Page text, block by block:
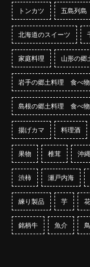
トンカツ 五島列島
北海道のスイーツ
家庭料理 山形の
岩手の郷土料理 食べ物
島根の郷土料理 食べ物
揚げカマ 料理酒
果物 椎茸 沖
渋柿 瀬戸内海
練り製品 芋
銘柄牛 魚介